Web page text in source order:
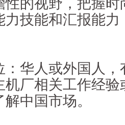
性的视野，把握
力技能和汇报能
人或外国人，
机厂相关工作经
中国市场。